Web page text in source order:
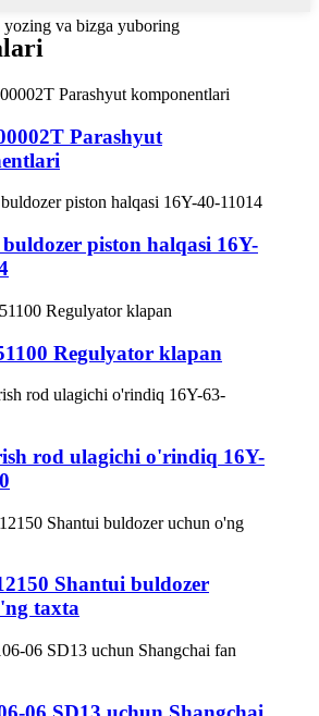
va bizga yuboring
Parashyut
piston halqasi 16Y-
Regulyator klapan
rod ulagichi o'rindiq 16Y-
Shantui buldozer
taxta